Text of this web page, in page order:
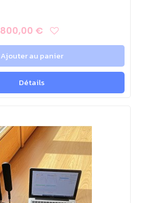
800,00 €
Ajouter au panier
Détails